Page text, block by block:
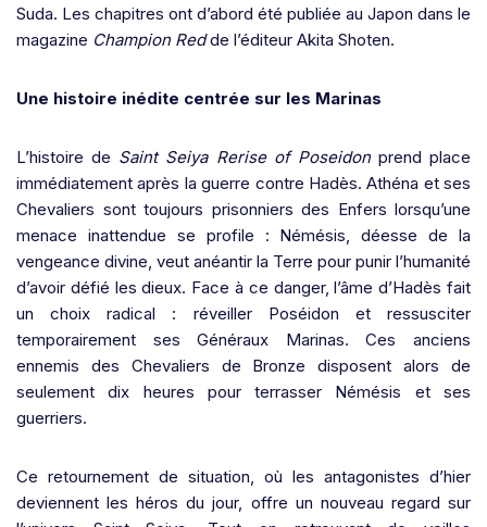
Suda. Les chapitres ont d’abord été publiée au Japon dans le
magazine Champion Redde l’éditeur Akita Shoten.
Une histoire inédite centrée sur les Marinas
L’histoire de Saint Seiya Rerise of Poseidonprend place
immédiatement après la guerre contre Hadès. Athéna et ses
Chevaliers sont toujours prisonniers des Enfers lorsqu’une
menace inattendue se profile : Némésis, déesse de la
vengeance divine, veut anéantir la Terre pour punir l’humanité
d’avoir défié les dieux. Face à ce danger, l’âme d’Hadès fait
un choix radical : réveiller Poséidon et ressusciter
temporairement ses Généraux Marinas. Ces anciens
ennemis des Chevaliers de Bronze disposent alors de
seulement dix heures pour terrasser Némésis et ses
guerriers.
Ce retournement de situation, où les antagonistes d’hier
deviennent les héros du jour, offre un nouveau regard sur